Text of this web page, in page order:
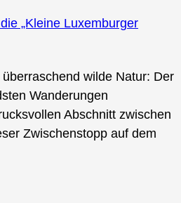
„Kleine Luxemburger
wilde Natur: Der
Wanderungen
Abschnitt zwischen
Zwischenstopp auf dem